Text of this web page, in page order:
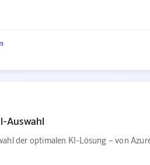
Auswahl
der optimalen KI-Lösung – von